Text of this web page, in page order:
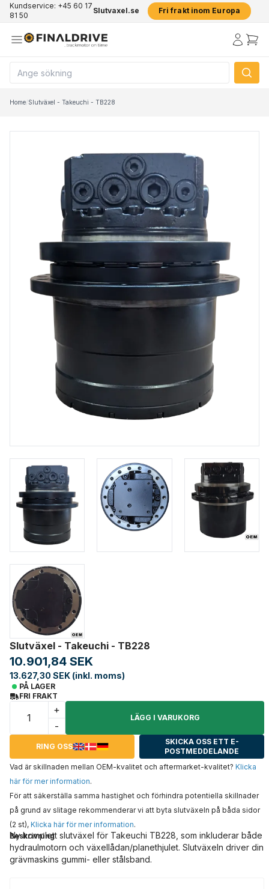
Kundservice: +45 60 17
81 50
Slutvaxel.se Fri frakt inom Europa
Home/Slutväxel - Takeuchi - TB228
Slutväxel - Takeuchi - TB228
10.901,84 SEK
13.627,30 SEK (inkl. moms)
PÅ LAGER
FRI FRAKT
+
-
LÄGG I VARUKORG
RING OSS
SKICKA OSS ETT E-
POSTMEDDELANDE
Vad är skillnaden mellan OEM-kvalitet och aftermarket-kvalitet? Klicka
här för mer information.
För att säkerställa samma hastighet och förhindra potentiella skillnader
på grund av slitage rekommenderar vi att byta slutväxeln på båda sidor
(2 st), Klicka här för mer information.
Beskrivning
Ny komplett slutväxel för Takeuchi TB228, som inkluderar både
hydraulmotorn och växellådan/planethjulet. Slutväxeln driver din
grävmaskins gummi- eller stålsband.